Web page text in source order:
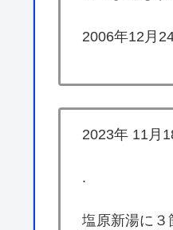
2006年12月
2023年 11月
.
塩原新湯に３